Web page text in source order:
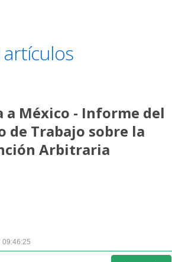
a México - Informe del
de Trabajo sobre la
Arbitraria
09:46:25